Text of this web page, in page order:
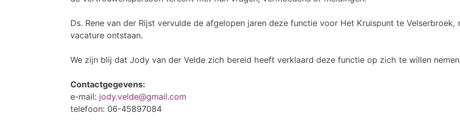
Ds. Rene van der Rijst vervulde de afgelopen jaren deze functie voor Het Kruispunt te
vacature ontstaan.
We zijn blij dat Jody van der Velde zich bereid heeft verklaard deze functie op zich te willen
Contactgegevens:
e-mail: jody.velde@gmail.com
telefoon: 06-45897084